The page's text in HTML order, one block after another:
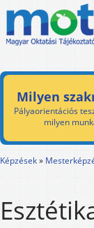
Milyen
Pályaorientációs
milyen
Képzések»